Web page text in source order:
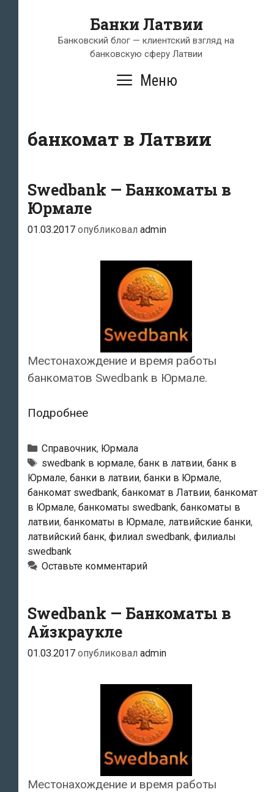
содержимому
Банки Латвии
Банковский блог — клиентский взгляд на
банковскую сферу Латвии
Меню
банкомат в Латвии
Swedbank — Банкоматы в
Юрмале
01.03.2017 опубликовал admin
Местонахождение и время работы
банкоматов Swedbank в Юрмале.
ПодробнееSwedbank
Банкоматы
в
Юрмале
Рубрики
Справочник, Юрмала
Тэги
swedbank в юрмале, банк в латвии, банк в
Юрмале, банки в латвии, банки в Юрмале,
банкомат swedbank, банкомат в Латвии, банкомат
в Юрмале, банкоматы swedbank, банкоматы в
латвии, банкоматы в Юрмале, латвийские банки,
латвийский банк, филиал swedbank, филиалы
swedbank
Оставьте комментарий
Swedbank — Банкоматы в
Айзкраукле
01.03.2017 опубликовал admin
Местонахождение и время работы